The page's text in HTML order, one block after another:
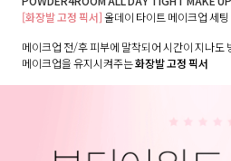
[화장발 고정 픽서]올데이 타이트 메이크업 세팅
메이크업 전/후 피부에 말착되어 시간이 지나도
메이크업을 유지시켜주는화장발 고정 픽서